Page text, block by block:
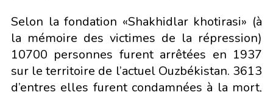
Selon la fondation «Shakhidlar khotirasi» (à
la mémoire des victimes de la répression)
10700 personnes furent arrêtées en 1937
sur le territoire de l’actuel Ouzbékistan. 3613
d’entres elles furent condamnées à la mort,